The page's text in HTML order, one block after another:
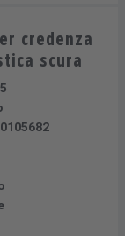
credenza
scura